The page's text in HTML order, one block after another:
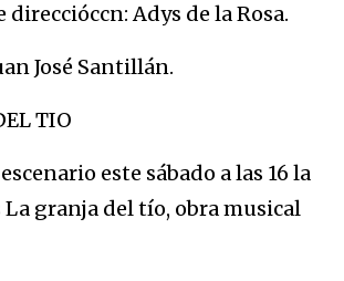
direccióccn: Adys de la Rosa.
José Santillán.
TIO
este sábado a las 16 la
La granja del tío, obra musical